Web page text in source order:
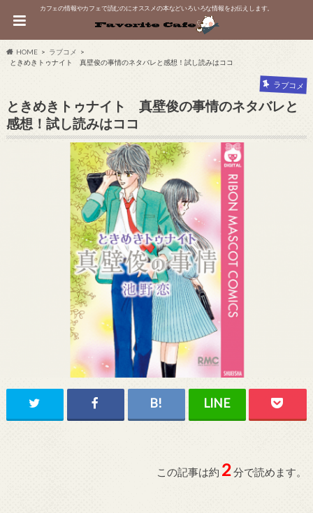
カフェの情報やカフェで読むのにオススメの本などいろいろな情報をお伝えします。
HOME
ラブコメ
ときめきトゥナイト 真壁俊の事情のネタバレと感想！試し読みはココ
ラブコメ
ときめきトゥナイト 真壁俊の事情のネタバレと
感想！試し読みはココ
この記事は約 2分で読めます。